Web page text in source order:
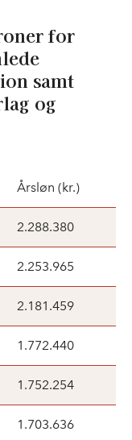
for
samt
og
Årsløn (kr.)
2.288.380
2.253.965
2.181.459
1.772.440
1.752.254
1.703.636